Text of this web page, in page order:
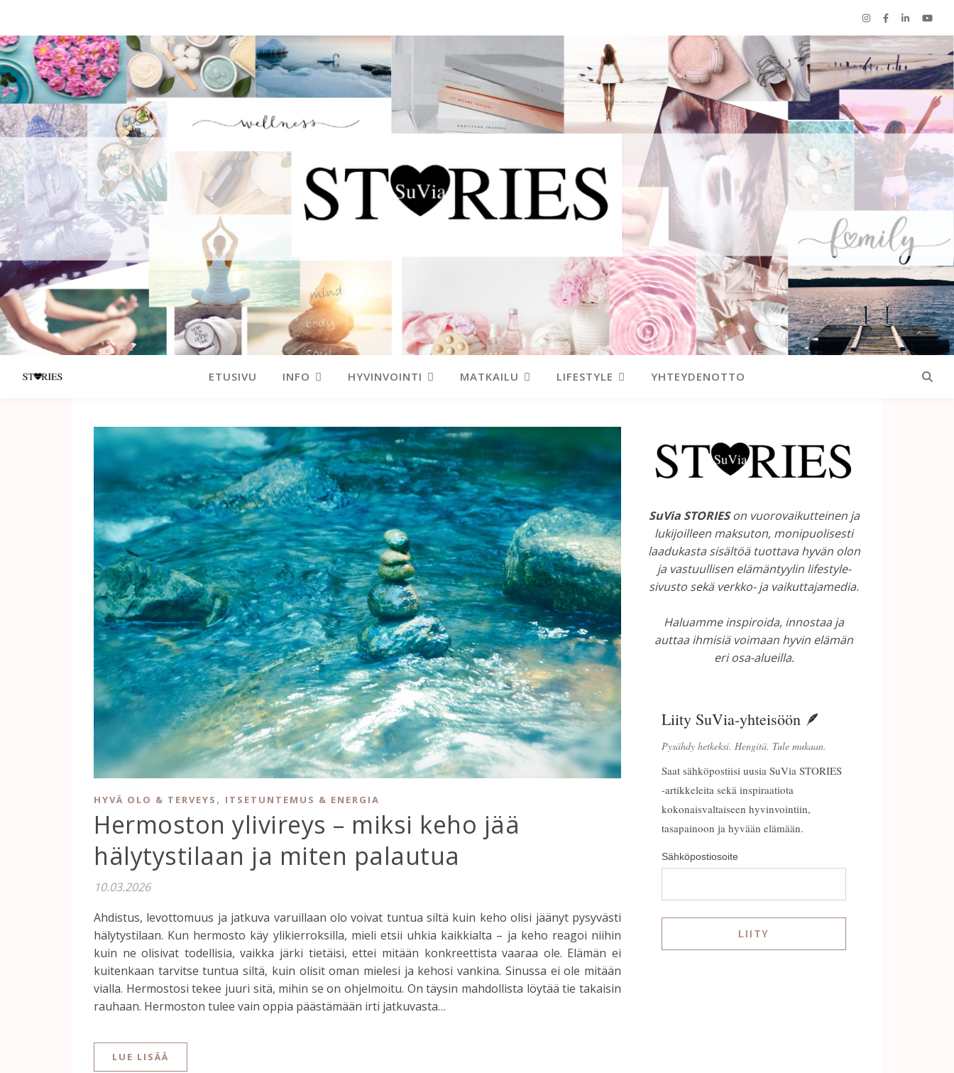
ETUSIVU INFO HYVINVOINTI MATKAILU LIFESTYLE YHTEYDENOTTO
HYVÄ OLO & TERVEYS , ITSETUNTEMUS & ENERGIA
Hermoston ylivireys – miksi keho jää
hälytystilaan ja miten palautua
10.03.2026
Ahdistus, levottomuus ja jatkuva varuillaan olo voivat tuntua siltä kuin keho olisi jäänyt pysyvästi
hälytystilaan. Kun hermosto käy ylikierroksilla, mieli etsii uhkia kaikkialta – ja keho reagoi niihin
kuin ne olisivat todellisia, vaikka järki tietäisi, ettei mitään konkreettista vaaraa ole. Elämän ei
kuitenkaan tarvitse tuntua siltä, kuin olisit oman mielesi ja kehosi vankina. Sinussa ei ole mitään
vialla. Hermostosi tekee juuri sitä, mihin se on ohjelmoitu. On täysin mahdollista löytää tie takaisin
rauhaan. Hermoston tulee vain oppia päästämään irti jatkuvasta…
LUE LISÄÄ
SuVia STORIESon vuorovaikutteinen ja
lukijoilleen maksuton, monipuolisesti
laadukasta sisältöä tuottava hyvän olon
ja vastuullisen elämäntyylin lifestyle-
sivusto sekä verkko- ja vaikuttajamedia.
Haluamme inspiroida, innostaa ja
auttaa ihmisiä voimaan hyvin elämän
eri osa-alueilla.
Liity SuVia-yhteisöön 🪶
Pysähdy hetkeksi. Hengitä. Tule mukaan.
Saat sähköpostiisi uusia SuVia STORIES
-artikkeleita sekä inspiraatiota
kokonaisvaltaiseen hyvinvointiin,
tasapainoon ja hyvään elämään.
Sähköpostiosoite